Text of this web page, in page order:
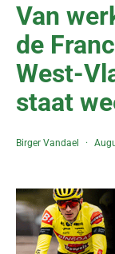
Van
de
West-
staat
Birger Vandael